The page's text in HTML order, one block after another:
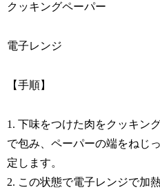
クッキングペーパー
電子レンジ
【手順】
1. 下味をつけた肉をクッキン
で包み、ペーパーの端をねじ
定します。
2. この状態で電子レンジで加